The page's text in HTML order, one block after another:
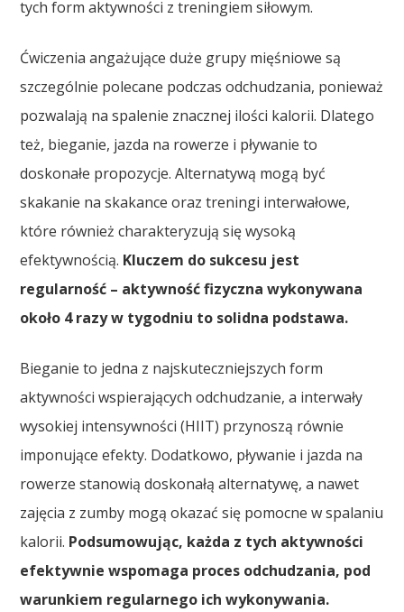
tych form aktywności z treningiem siłowym.
Ćwiczenia angażujące duże grupy mięśniowe są
szczególnie polecane podczas odchudzania, ponieważ
pozwalają na spalenie znacznej ilości kalorii. Dlatego
też, bieganie, jazda na rowerze i pływanie to
doskonałe propozycje. Alternatywą mogą być
skakanie na skakance oraz treningi interwałowe,
które również charakteryzują się wysoką
efektywnością. Kluczem do sukcesu jest
regularność – aktywność fizyczna wykonywana
około 4 razy w tygodniu to solidna podstawa.
Bieganie to jedna z najskuteczniejszych form
aktywności wspierających odchudzanie, a interwały
wysokiej intensywności (HIIT) przynoszą równie
imponujące efekty. Dodatkowo, pływanie i jazda na
rowerze stanowią doskonałą alternatywę, a nawet
zajęcia z zumby mogą okazać się pomocne w spalaniu
kalorii. Podsumowując, każda z tych aktywności
efektywnie wspomaga proces odchudzania, pod
warunkiem regularnego ich wykonywania.